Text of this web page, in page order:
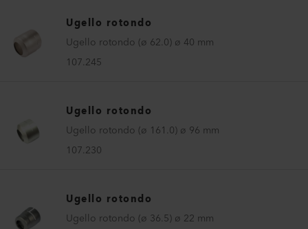
Ugello rotondo
Ugello rotondo (ø 62.0) ø 40 mm
107.245
Ugello rotondo
Ugello rotondo (ø 161.0) ø 96 mm
107.230
Ugello rotondo
Ugello rotondo (ø 36.5) ø 22 mm